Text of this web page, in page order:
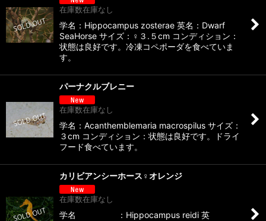
在庫数在庫なし
学名：Hippocampus zosterae 英名：Dwarf
SeaHorse サイズ：♀３.５cm コンディション：
状態は良好です。冷凍コペポーダを食べていま
す。
パーナクルブレニー
在庫数在庫なし
学名：Acanthemblemaria macrospilus サイズ：
３cm コンディション：状態は良好です。ドライ
フード食べています。
カリビアンシーホース♀オレンジ
在庫数在庫なし
学名 ：Hippocampus reidi 英